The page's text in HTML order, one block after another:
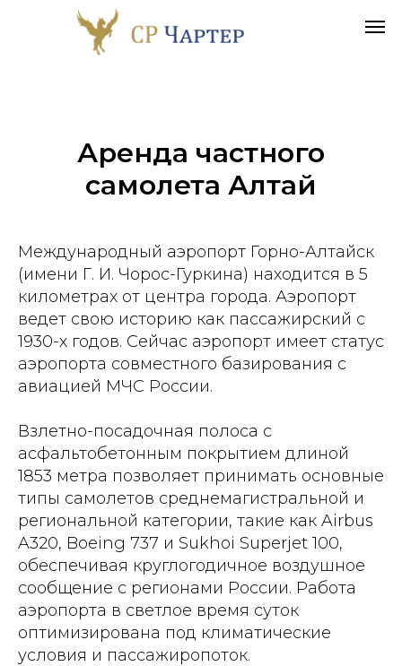
Аренда частного
самолета Алтай
Международный аэропорт Горно-Алтайск
(имени Г. И. Чорос-Гуркина) находится в 5
километрах от центра города. Аэропорт
ведет свою историю как пассажирский с
1930-х годов. Сейчас аэропорт имеет статус
аэропорта совместного базирования с
авиацией МЧС России.
Взлетно-посадочная полоса с
асфальтобетонным покрытием длиной
1853 метра позволяет принимать основные
типы самолетов среднемагистральной и
региональной категории, такие как Airbus
A320, Boeing 737 и Sukhoi Superjet 100,
обеспечивая круглогодичное воздушное
сообщение с регионами России. Работа
аэропорта в светлое время суток
оптимизирована под климатические
условия и пассажиропоток.